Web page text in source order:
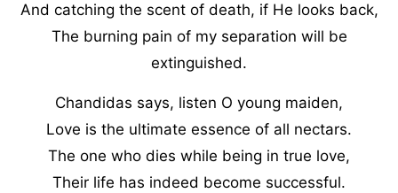
And catching the scent of death, if He looks back,
The burning pain of my separation will be
extinguished.
Chandidas says, listen O young maiden,
Love is the ultimate essence of all nectars.
The one who dies while being in true love,
Their life has indeed become successful.